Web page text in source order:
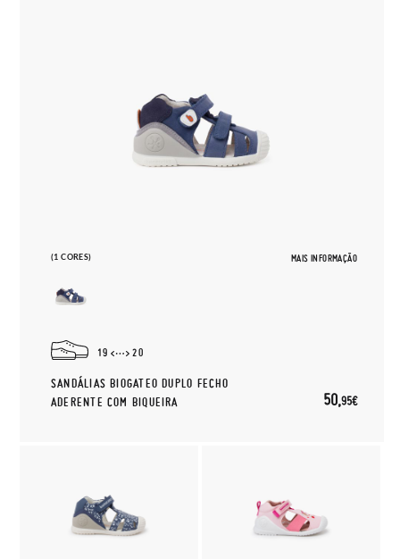
(1 CORES) MAIS INFORMAÇÃO
19 20
SANDÁLIAS BIOGATEO DUPLO FECHO
ADERENTE COM BIQUEIRA
50,95€